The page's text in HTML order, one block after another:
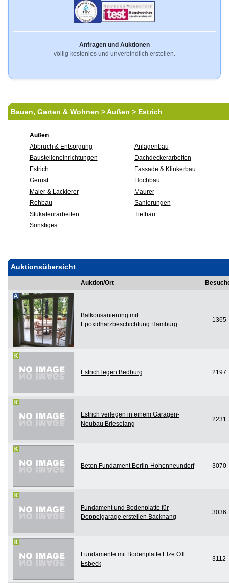
Anfragen und Auktionen
völlig kostenlos und unverbindlich erstellen.
Bauen, Garten & Wohnen > Außen > Estrich
Außen
Abbruch & Entsorgung
Anlagenbau
Baustelleneinrichtungen
Dachdeckerarbeiten
Estrich
Fassade & Klinkerbau
Gerüst
Hochbau
Maler & Lackierer
Maurer
Rohbau
Sanierungen
Stukateurarbeiten
Tiefbau
Sonstiges
Auktionsübersicht
Auktion/Ort
Balkonsanierung mit
Epoxidharzbeschichtung Hamburg
1365
Estrich legen Bedburg 2197
Estrich verlegen in einem Garagen-
Neubau Brieselang
2231
Beton Fundament Berlin-Hohenneundorf 3070
Fundament und Bodenplatte für
Doppelgarage erstellen Backnang
3036
Fundamente mit Bodenplatte Elze OT
Esbeck
3112